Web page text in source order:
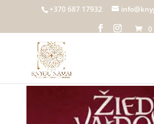
+370 687 17932
Home/Knygų namai Tenerifeje
Literatūra vaikams ir jaunimui
VALDOVAS. Dvi tvirtovės (II